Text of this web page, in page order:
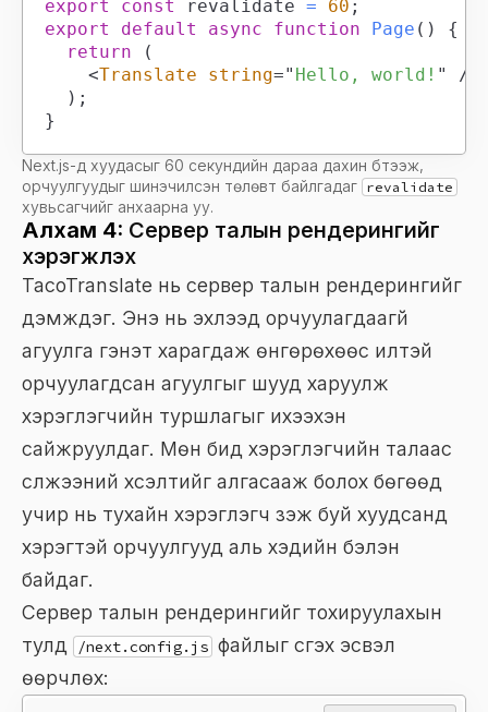
export const revalidate = 60 ;
export
default async function Page ( )
{
return
(
<Translate string=" Hello, world! "
/>
) ;
}
Next.js-д хуудасыг 60 секундийн дараа дахин бүтээж,
орчуулгуудыг шинэчилсэн төлөвт байлгадаг revalidate
хувьсагчийг анхаарна уу.
Алхам 4: Сервер талын рендерингийг
хэрэгжүүлэх
TacoTranslate нь сервер талын рендерингийг
дэмждэг. Энэ нь эхлээд орчуулагдаагүй
агуулга гэнэт харагдаж өнгөрөхөөс илүүтэй
орчуулагдсан агуулгыг шууд харуулж
хэрэглэгчийн туршлагыг ихээхэн
сайжруулдаг. Мөн бид хэрэглэгчийн талаас
сүлжээний хүсэлтийг алгасааж болох бөгөөд
учир нь тухайн хэрэглэгч үзэж буй хуудсанд
хэрэгтэй орчуулгууд аль хэдийн бэлэн
байдаг.
Сервер талын рендерингийг тохируулахын
тулд
/next.config.js файлыг үүсгэх эсвэл
өөрчлөх: